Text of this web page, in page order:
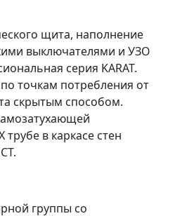
щита, наполнение
выключателями и УЗО
серия KARAT.
точкам потребления от
скрытым способом.
в каркасе стен
группы со